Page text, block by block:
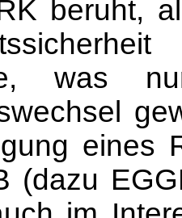
beruht,
was
eines
(dazu